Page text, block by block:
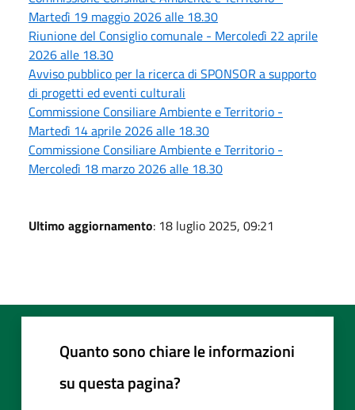
Martedì 19 maggio 2026 alle 18.30
Riunione del Consiglio comunale - Mercoledì 22 aprile
2026 alle 18.30
Avviso pubblico per la ricerca di SPONSOR a supporto
di progetti ed eventi culturali
Commissione Consiliare Ambiente e Territorio -
Martedì 14 aprile 2026 alle 18.30
Commissione Consiliare Ambiente e Territorio -
Mercoledì 18 marzo 2026 alle 18.30
Ultimo aggiornamento: 18 luglio 2025, 09:21
Quanto sono chiare le informazioni
su questa pagina?